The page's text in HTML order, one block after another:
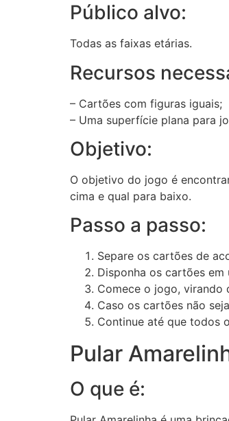
Público alvo:
Todas as faixas etárias.
Recursos
– Cartões com figuras iguais;
– Uma superfície plana para
Objetivo:
O objetivo do jogo é
cima e qual para baixo.
Passo a passo:
Separe os cartões de
Disponha os cartões
Comece o jogo, virando
Caso os cartões não
Continue até que todos
Pular
O que é: